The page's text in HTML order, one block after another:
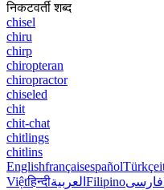
निकटवर्ती शब्द
chisel
chiru
chirp
chiropteran
chiropractor
chiseled
chit
chit-chat
chitlings
chitlins
EnglishfrançaisespañolTürkçe
Việtहिन्दीالعربية Filipinoفارسی